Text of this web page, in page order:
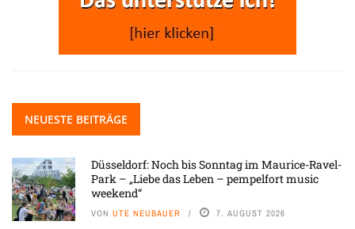
NEUESTE BEITRÄGE
Düsseldorf: Noch bis Sonntag im Maurice-Ravel-
Park – „Liebe das Leben – pempelfort music
weekend“
VON UTE NEUBAUER 7. AUGUST 2026